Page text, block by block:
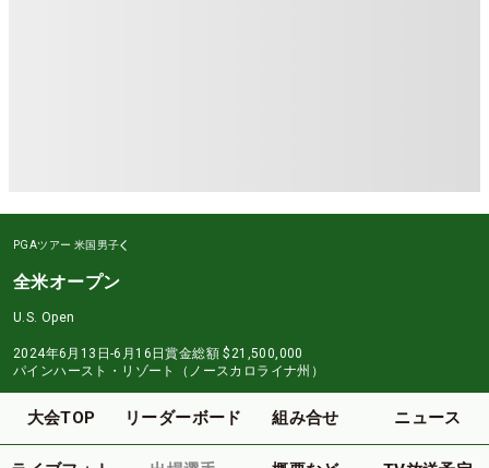
PGAツアー 米国男子
全米オープン
U.S. Open
2024年6月13日-6月16日賞金総額 $21,500,000
パインハースト・リゾート（ノースカロライナ州）
大会TOP リーダーボード 組み合せ ニュース